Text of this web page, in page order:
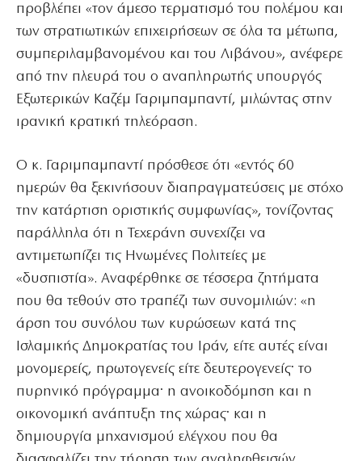
προβλέπει «τον άμεσο τερματισμό του πολέμου και
των στρατιωτικών επιχειρήσεων σε όλα τα μέτωπα,
συμπεριλαμβανομένου και του Λιβάνου», ανέφερε
από την πλευρά του ο αναπληρωτής υπουργός
Εξωτερικών Καζέμ Γαριμπαμπαντί, μιλώντας στην
ιρανική κρατική τηλεόραση.
Ο κ. Γαριμπαμπαντί πρόσθεσε ότι «εντός 60
ημερών θα ξεκινήσουν διαπραγματεύσεις με στόχο
την κατάρτιση οριστικής συμφωνίας», τονίζοντας
παράλληλα ότι η Τεχεράνη συνεχίζει να
αντιμετωπίζει τις Ηνωμένες Πολιτείες με
«δυσπιστία». Αναφέρθηκε σε τέσσερα ζητήματα
που θα τεθούν στο τραπέζι των συνομιλιών: «η
άρση του συνόλου των κυρώσεων κατά της
Ισλαμικής Δημοκρατίας του Ιράν, είτε αυτές είναι
μονομερείς, πρωτογενείς είτε δευτερογενείς· το
πυρηνικό πρόγραμμα· η ανοικοδόμηση και η
οικονομική ανάπτυξη της χώρας· και η
δημιουργία μηχανισμού ελέγχου που θα